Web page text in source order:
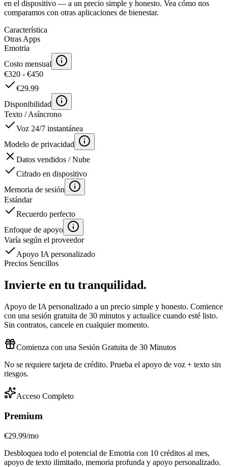
en el dispositivo — a un precio simple y honesto. Vea cómo nos
comparamos con otras aplicaciones de bienestar.
Característica
Otras Apps
Emotria
Costo mensual
€320 - €450
€29.99
Disponibilidad
Texto / Asíncrono
Voz 24/7 instantánea
Modelo de privacidad
Datos vendidos / Nube
Cifrado en dispositivo
Memoria de sesión
Estándar
Recuerdo perfecto
Enfoque de apoyo
Varía según el proveedor
Apoyo IA personalizado
Precios Sencillos
Invierte en tu tranquilidad.
Apoyo de IA personalizado a un precio simple y honesto. Comience
con una sesión gratuita de 30 minutos y actualice cuando esté listo.
Sin contratos, cancele en cualquier momento.
Comienza con una Sesión Gratuita de 30 Minutos
No se requiere tarjeta de crédito. Prueba el apoyo de voz + texto sin
riesgos.
Acceso Completo
Premium
€29.99/mo
Desbloquea todo el potencial de Emotria con 10 créditos al mes,
apoyo de texto ilimitado, memoria profunda y apoyo personalizado.